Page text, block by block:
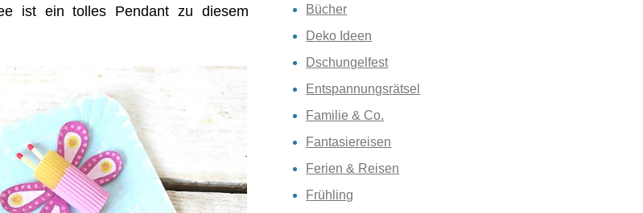
ist ein tolles Pendant zu diesem
Bücher
Deko Ideen
Dschungelfest
Entspannungsrätsel
Familie & Co.
Fantasiereisen
Ferien & Reisen
Frühling